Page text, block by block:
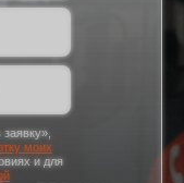
моих
и для